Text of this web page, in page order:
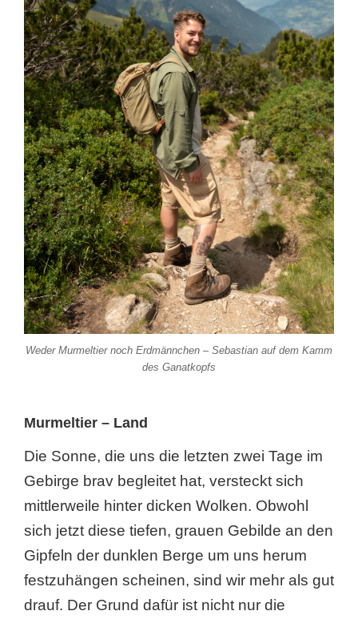
Weder Murmeltier noch Erdmännchen – Sebastian auf dem Kamm
des Ganatkopfs
Murmeltier – Land
Die Sonne, die uns die letzten zwei Tage im
Gebirge brav begleitet hat, versteckt sich
mittlerweile hinter dicken Wolken. Obwohl
sich jetzt diese tiefen, grauen Gebilde an den
Gipfeln der dunklen Berge um uns herum
festzuhängen scheinen, sind wir mehr als gut
drauf. Der Grund dafür ist nicht nur die